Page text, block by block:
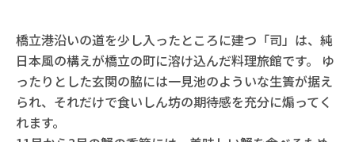
橋立港沿いの道を少し入ったところに建つ「司」は、純
日本風の構えが橋立の町に溶け込んだ料理旅館です。 ゆ
ったりとした玄関の脇には一見池のよういな生簀が据え
られ、それだけで食いしん坊の期待感を充分に煽ってく
れます。